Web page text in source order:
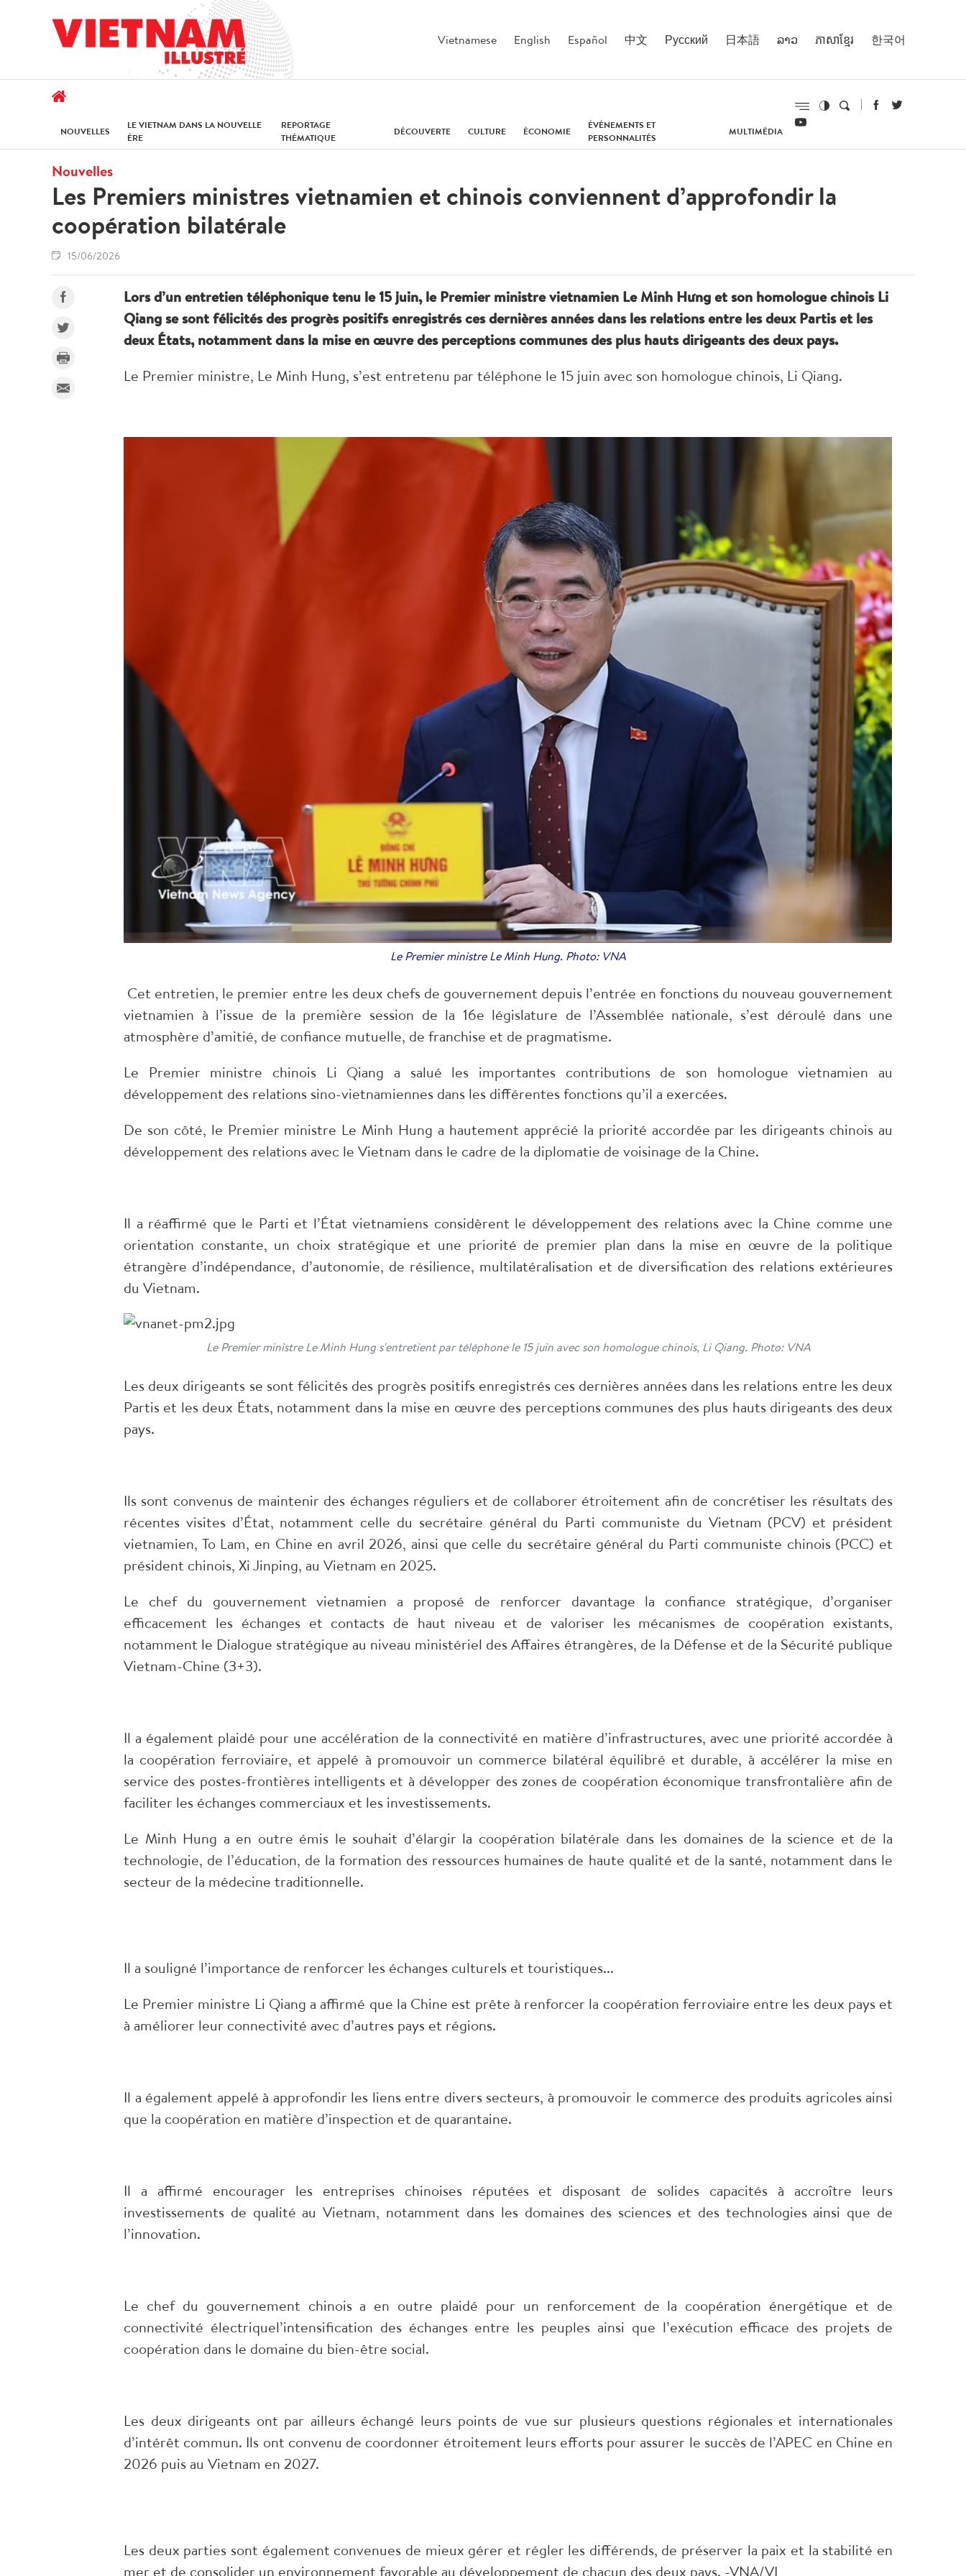
Vietnamese English Español 中文 Русский 日本語 ລາວ ភាសាខ្មែរ 한국어
NOUVELLES
LE VIETNAM DANS LA NOUVELLE
ÈRE
REPORTAGE
THÉMATIQUE
DÉCOUVERTE CULTURE ÉCONOMIE
ÉVÉNEMENTS ET
PERSONNALITÉS
MULTIMÉDIA
Nouvelles
Les Premiers ministres vietnamien et chinois conviennent d’approfondir la
coopération bilatérale
15/06/2026
Lors d’un entretien téléphonique tenu le 15 juin, le Premier ministre vietnamien Le Minh Hưng et son homologue chinois Li
Qiang se sont félicités des progrès positifs enregistrés ces dernières années dans les relations entre les deux Partis et les
deux États, notamment dans la mise en œuvre des perceptions communes des plus hauts dirigeants des deux pays.
Le Premier ministre, Le Minh Hung, s’est entretenu par téléphone le 15 juin avec son homologue chinois, Li Qiang.
Le Premier ministre Le Minh Hung. Photo: VNA
Cet entretien, le premier entre les deux chefs de gouvernement depuis l’entrée en fonctions du nouveau gouvernement
vietnamien à l’issue de la première session de la 16e législature de l’Assemblée nationale, s’est déroulé dans une
atmosphère d’amitié, de confiance mutuelle, de franchise et de pragmatisme.
Le Premier ministre chinois Li Qiang a salué les importantes contributions de son homologue vietnamien au
développement des relations sino-vietnamiennes dans les différentes fonctions qu’il a exercées.
De son côté, le Premier ministre Le Minh Hung a hautement apprécié la priorité accordée par les dirigeants chinois au
développement des relations avec le Vietnam dans le cadre de la diplomatie de voisinage de la Chine.
Il a réaffirmé que le Parti et l’État vietnamiens considèrent le développement des relations avec la Chine comme une
orientation constante, un choix stratégique et une priorité de premier plan dans la mise en œuvre de la politique
étrangère d’indépendance, d’autonomie, de résilience, multilatéralisation et de diversification des relations extérieures
du Vietnam.
Le Premier ministre Le Minh Hung s'entretient par téléphone le 15 juin avec son homologue chinois, Li Qiang. Photo: VNA
Les deux dirigeants se sont félicités des progrès positifs enregistrés ces dernières années dans les relations entre les deux
Partis et les deux États, notamment dans la mise en œuvre des perceptions communes des plus hauts dirigeants des deux
pays.
Ils sont convenus de maintenir des échanges réguliers et de collaborer étroitement afin de concrétiser les résultats des
récentes visites d’État, notamment celle du secrétaire général du Parti communiste du Vietnam (PCV) et président
vietnamien, To Lam, en Chine en avril 2026, ainsi que celle du secrétaire général du Parti communiste chinois (PCC) et
président chinois, Xi Jinping, au Vietnam en 2025.
Le chef du gouvernement vietnamien a proposé de renforcer davantage la confiance stratégique, d’organiser
efficacement les échanges et contacts de haut niveau et de valoriser les mécanismes de coopération existants,
notamment le Dialogue stratégique au niveau ministériel des Affaires étrangères, de la Défense et de la Sécurité publique
Vietnam-Chine (3+3).
Il a également plaidé pour une accélération de la connectivité en matière d’infrastructures, avec une priorité accordée à
la coopération ferroviaire, et appelé à promouvoir un commerce bilatéral équilibré et durable, à accélérer la mise en
service des postes-frontières intelligents et à développer des zones de coopération économique transfrontalière afin de
faciliter les échanges commerciaux et les investissements.
Le Minh Hung a en outre émis le souhait d’élargir la coopération bilatérale dans les domaines de la science et de la
technologie, de l’éducation, de la formation des ressources humaines de haute qualité et de la santé, notamment dans le
secteur de la médecine traditionnelle.
Il a souligné l’importance de renforcer les échanges culturels et touristiques...
Le Premier ministre Li Qiang a affirmé que la Chine est prête à renforcer la coopération ferroviaire entre les deux pays et
à améliorer leur connectivité avec d’autres pays et régions.
Il a également appelé à approfondir les liens entre divers secteurs, à promouvoir le commerce des produits agricoles ainsi
que la coopération en matière d’inspection et de quarantaine.
Il a affirmé encourager les entreprises chinoises réputées et disposant de solides capacités à accroître leurs
investissements de qualité au Vietnam, notamment dans les domaines des sciences et des technologies ainsi que de
l’innovation.
Le chef du gouvernement chinois a en outre plaidé pour un renforcement de la coopération énergétique et de
connectivité électriquel’intensification des échanges entre les peuples ainsi que l’exécution efficace des projets de
coopération dans le domaine du bien-être social.
Les deux dirigeants ont par ailleurs échangé leurs points de vue sur plusieurs questions régionales et internationales
d’intérêt commun. Ils ont convenu de coordonner étroitement leurs efforts pour assurer le succès de l’APEC en Chine en
2026 puis au Vietnam en 2027.
Les deux parties sont également convenues de mieux gérer et régler les différends, de préserver la paix et la stabilité en
mer et de consolider un environnement favorable au développement de chacun des deux pays. -VNA/VI